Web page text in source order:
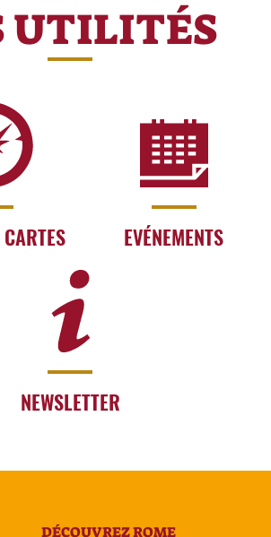
UTILITÉS
EVÉNEMENTS
NEWSLETTER
DÉCOUVREZ ROME